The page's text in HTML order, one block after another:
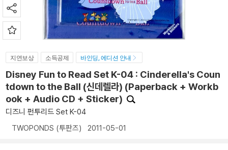
지연보상 소득공제 바인딩, 에디션 안내
Disney Fun to Read Set K-04 : Cinderella's Coun
tdown to the Ball (신데렐라) (Paperback + Workb
ook + Audio CD + Sticker)
디즈니 펀투리드 Set K-04
TWOPONDS (투판즈) 2011-05-01